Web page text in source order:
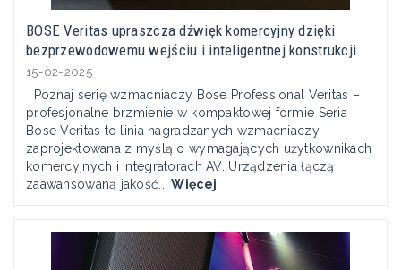
BOSE Veritas upraszcza dźwięk komercyjny dzięki
bezprzewodowemu wejściu i inteligentnej konstrukcji.
15-02-2025
Poznaj serię wzmacniaczy Bose Professional Veritas –
profesjonalne brzmienie w kompaktowej formie Seria
Bose Veritas to linia nagradzanych wzmacniaczy
zaprojektowana z myślą o wymagających użytkownikach
komercyjnych i integratorach AV. Urządzenia łączą
zaawansowaną jakość...Więcej